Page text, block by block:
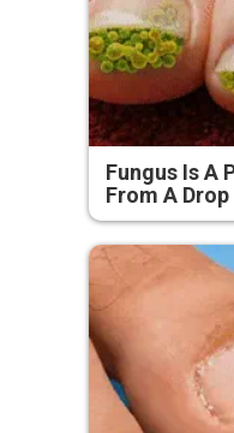
Fungus Is A
From A